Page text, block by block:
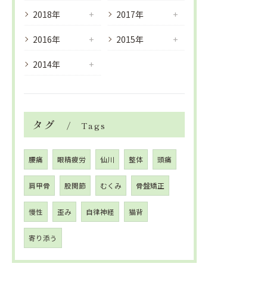
2018年 2017年
2016年 2015年
2014年
タグ Tags
腰痛 眼精疲労 仙川 整体 頭痛
肩甲骨 股関節 むくみ 骨盤矯正
慢性 歪み 自律神経 猫背
寄り添う